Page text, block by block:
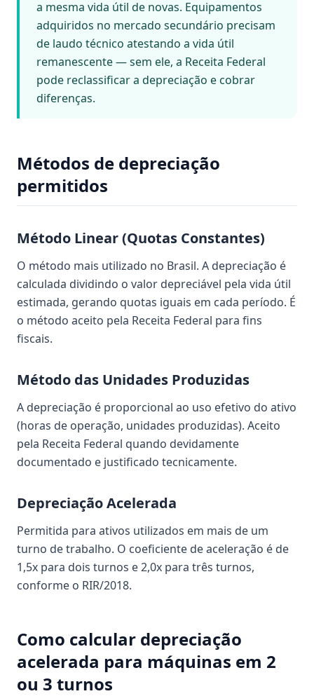
a mesma vida útil de novas. Equipamentos
adquiridos no mercado secundário precisam
de laudo técnico atestando a vida útil
remanescente — sem ele, a Receita Federal
pode reclassificar a depreciação e cobrar
diferenças.
Métodos de depreciação
permitidos
Método Linear (Quotas Constantes)
O método mais utilizado no Brasil. A depreciação é
calculada dividindo o valor depreciável pela vida útil
estimada, gerando quotas iguais em cada período. É
o método aceito pela Receita Federal para fins
fiscais.
Método das Unidades Produzidas
A depreciação é proporcional ao uso efetivo do ativo
(horas de operação, unidades produzidas). Aceito
pela Receita Federal quando devidamente
documentado e justificado tecnicamente.
Depreciação Acelerada
Permitida para ativos utilizados em mais de um
turno de trabalho. O coeficiente de aceleração é de
1,5x para dois turnos e 2,0x para três turnos,
conforme o RIR/2018.
Como calcular depreciação
acelerada para máquinas em 2
ou 3 turnos